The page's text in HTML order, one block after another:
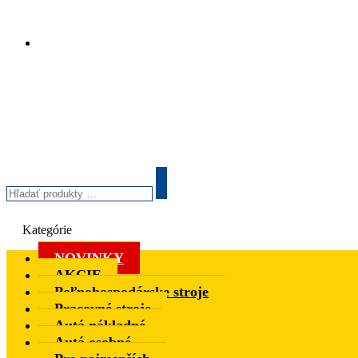
produkty
…
Kategórie
NOVINKY
AKCIE
Poľnohospodárske stroje
Pracovné stroje
Autá nákladné
Autá osobné